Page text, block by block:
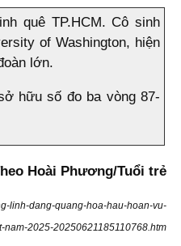
quê TP.HCM. Cô sinh
of Washington, hiện
lớn.
hữu số đo ba vòng 87-
Hoài Phương/Tuổi trẻ
linh-dang-quang-hoa-hau-hoan-vu-
nam-2025-20250621185110768.htm